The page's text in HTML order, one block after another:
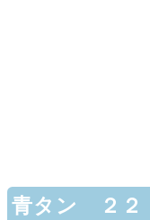
青タン ２